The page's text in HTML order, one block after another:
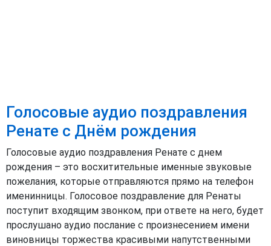
Голосовые аудио поздравления
Ренате с Днём рождения
Голосовые аудио поздравления Ренате с днем
рождения – это восхитительные именные звуковые
пожелания, которые отправляются прямо на телефон
именинницы. Голосовое поздравление для Ренаты
поступит входящим звонком, при ответе на него, будет
прослушано аудио послание с произнесением имени
виновницы торжества красивыми напутственными